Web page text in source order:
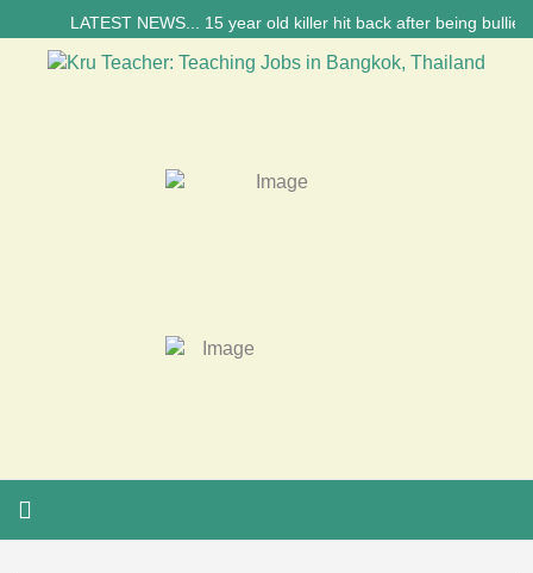
LATEST NEWS... 15 year old killer hit back after being bullied